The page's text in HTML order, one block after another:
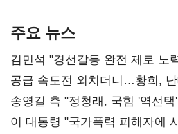
주요 뉴스
김민석 "경선갈등 완전 제로 노
사과부터"
공급 속도전 외치더니…황희,
리모델링' 제안
송영길 측 "정청래, 국힘 '역선
총선 지휘 못해"
이 대통령 "국가폭력 피해자에